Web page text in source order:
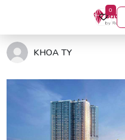
0
KHOA TY